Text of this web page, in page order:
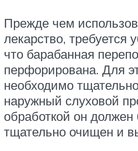
Прежде чем
лекарство, требуется
что барабанная
перфорирована. Для
необходимо
наружный слуховой
обработкой он должен
тщательно очищен и